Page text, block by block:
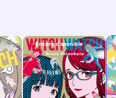
Encore disponible